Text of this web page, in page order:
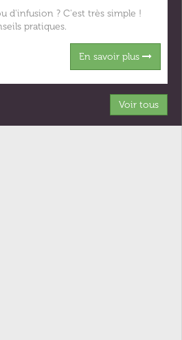
d'infusion ? C'est très simple !
pratiques.
En savoir plus
Voir tous